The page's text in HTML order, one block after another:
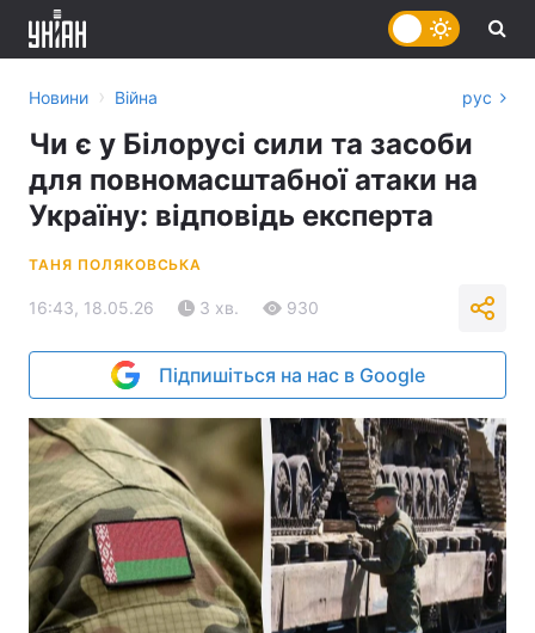
Новини › Війна рус
Чи є у Білорусі сили та засоби
для повномасштабної атаки на
Україну: відповідь експерта
ТАНЯ ПОЛЯКОВСЬКА
16:43, 18.05.26 3 хв. 930
Підпишіться на нас в Google